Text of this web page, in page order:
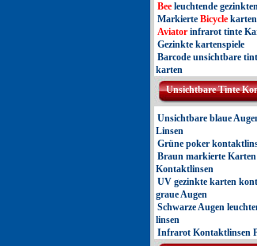
Beeleuchtende
Markierte Bicyclekarten
Aviatorinfrarot tinte
Gezinkte kartenspiele
Barcode unsichtbare
karten
Unsichtbare Tinte
Unsichtbare blaue
Linsen
Grüne poker
Braun markierte Karten
Kontaktlinsen
UV gezinkte karten
graue Augen
Schwarze Augen
linsen
Infrarot Kontaktlinsen